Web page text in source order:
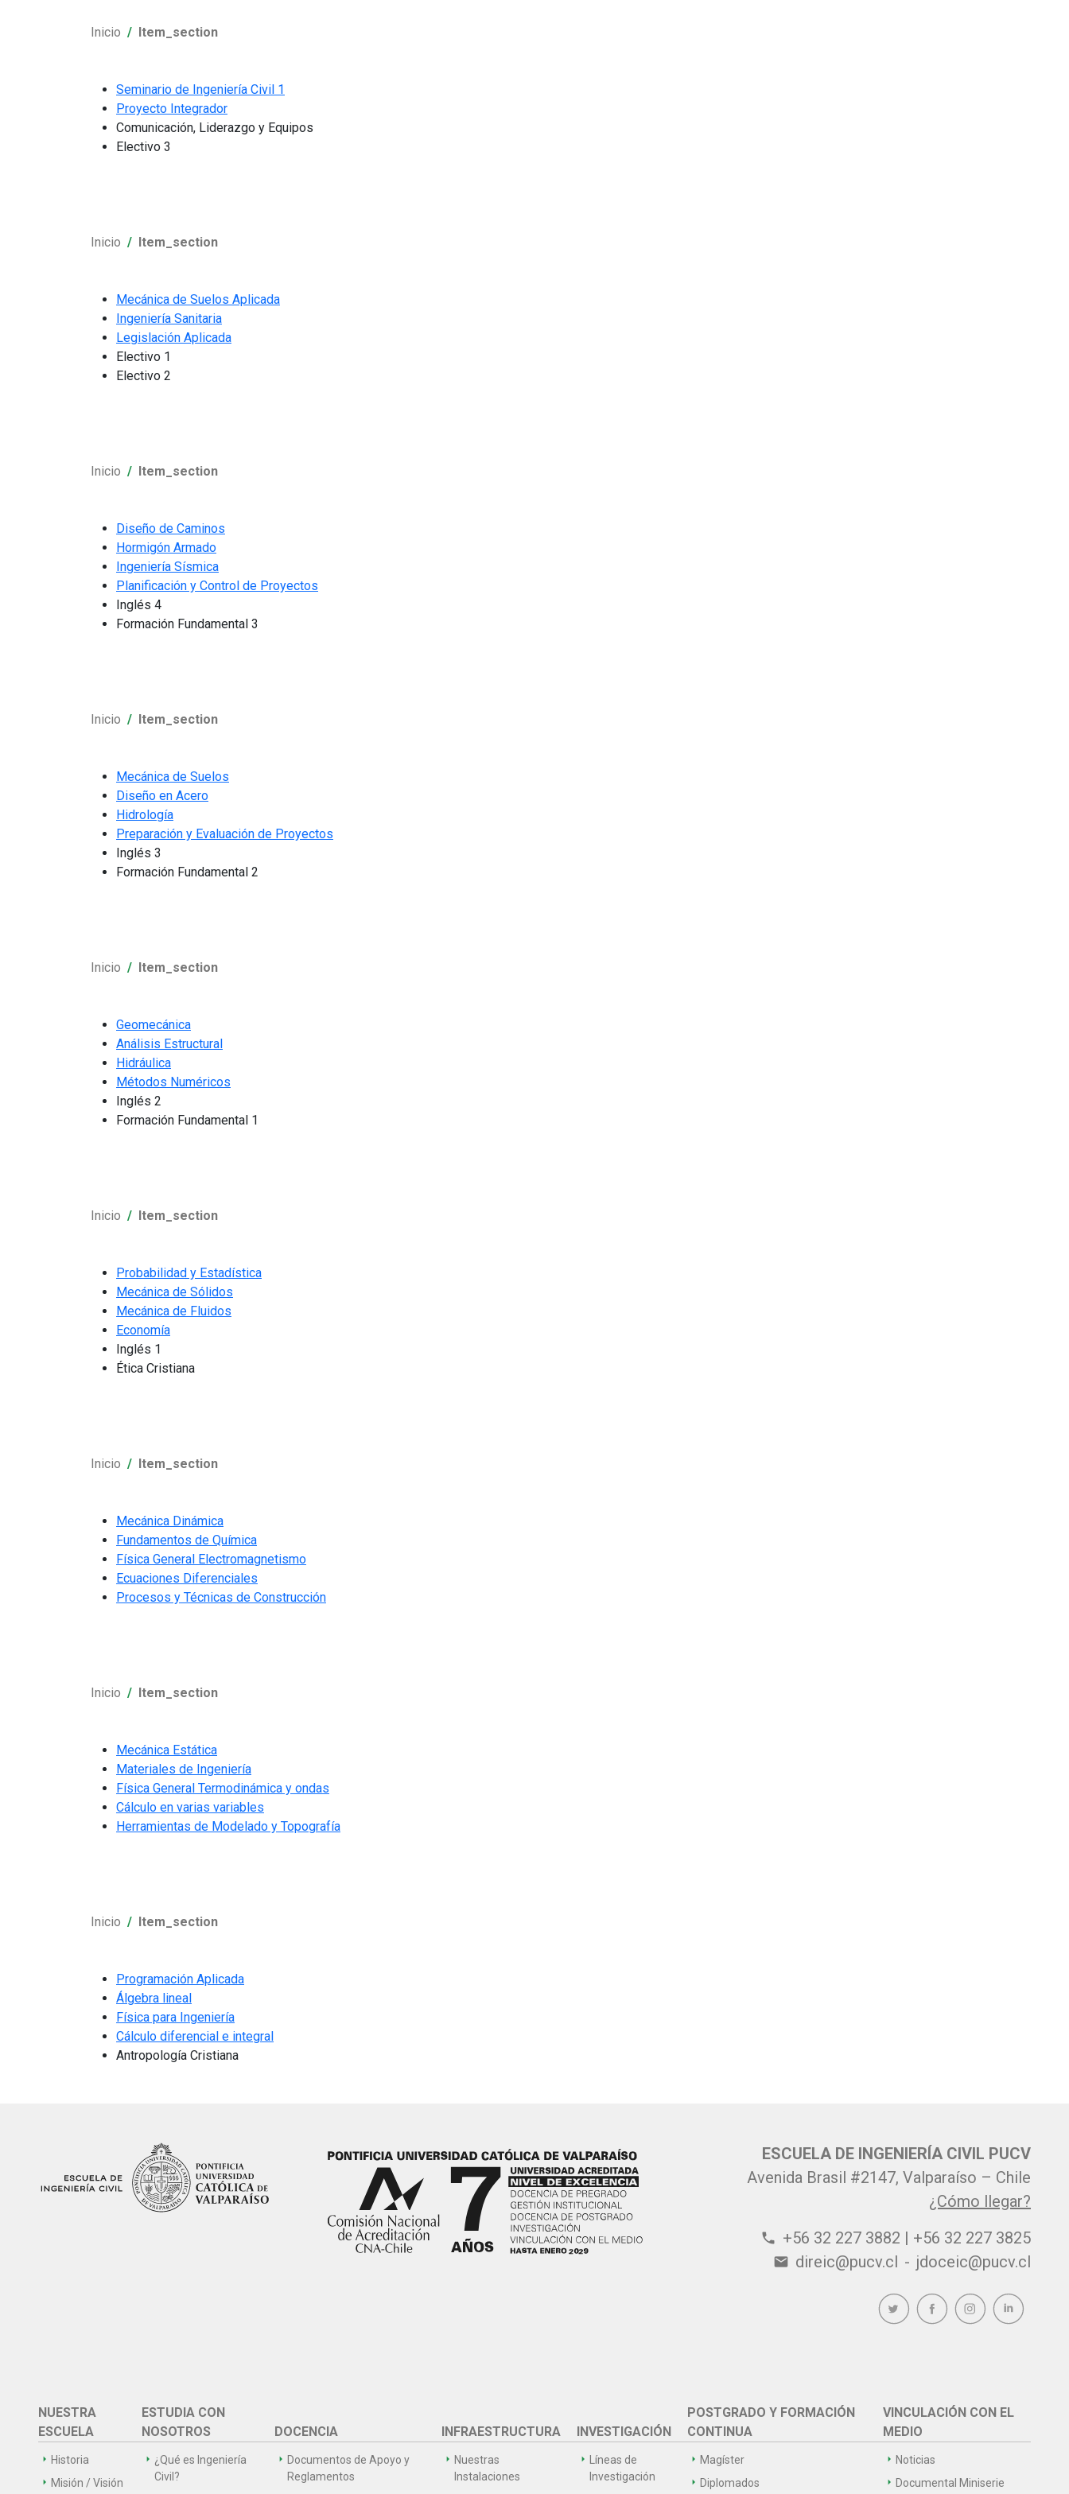
Inicio Item_section
Seminario de Ingeniería Civil 1
Proyecto Integrador
Comunicación, Liderazgo y Equipos
Electivo 3
Inicio Item_section
Mecánica de Suelos Aplicada
Ingeniería Sanitaria
Legislación Aplicada
Electivo 1
Electivo 2
Inicio Item_section
Diseño de Caminos
Hormigón Armado
Ingeniería Sísmica
Planificación y Control de Proyectos
Inglés 4
Formación Fundamental 3
Inicio Item_section
Mecánica de Suelos
Diseño en Acero
Hidrología
Preparación y Evaluación de Proyectos
Inglés 3
Formación Fundamental 2
Inicio Item_section
Geomecánica
Análisis Estructural
Hidráulica
Métodos Numéricos
Inglés 2
Formación Fundamental 1
Inicio Item_section
Probabilidad y Estadística
Mecánica de Sólidos
Mecánica de Fluidos
Economía
Inglés 1
Ética Cristiana
Inicio Item_section
Mecánica Dinámica
Fundamentos de Química
Física General Electromagnetismo
Ecuaciones Diferenciales
Procesos y Técnicas de Construcción
Inicio Item_section
Mecánica Estática
Materiales de Ingeniería
Física General Termodinámica y ondas
Cálculo en varias variables
Herramientas de Modelado y Topografía
Inicio Item_section
Programación Aplicada
Álgebra lineal
Física para Ingeniería
Cálculo diferencial e integral
Antropología Cristiana
ESCUELA DE INGENIERÍA CIVIL PUCV
Avenida Brasil #2147, Valparaíso – Chile
¿Cómo llegar?
phone +56 32 227 3882 | +56 32 227 3825
email direic@pucv.cl - jdoceic@pucv.cl
NUESTRA
ESCUELA
Historia
Misión / Visión
ESTUDIA CON
NOSOTROS
¿Qué es Ingeniería
Civil?
DOCENCIA
Documentos de Apoyo y
Reglamentos
INFRAESTRUCTURA
Nuestras
Instalaciones
INVESTIGACIÓN
Líneas de
Investigación
POSTGRADO Y FORMACIÓN
CONTINUA
Magíster
Diplomados
VINCULACIÓN CON EL
MEDIO
Noticias
Documental Miniserie